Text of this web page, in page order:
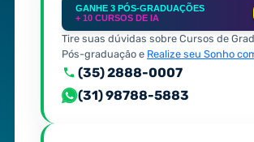
GANHE 3 PÓS-GRADUAÇÕES
+ 10 CURSOS DE IA
Tire suas dúvidas sobre Cursos de
Pós-graduação e Realize seu Sonho
(35) 2888-0007
(31) 98788-5883